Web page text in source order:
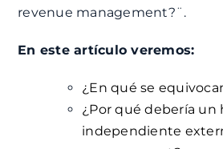
revenue management?¨.
En este artículo veremos:
¿En qué se
¿Por qué debería un
independiente